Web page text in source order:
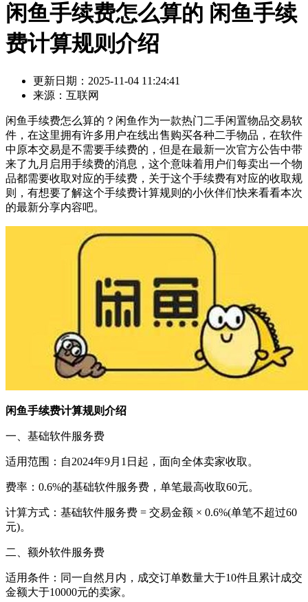
闲鱼手续费怎么算的 闲鱼手续
费计算规则介绍
更新日期： 2025-11-04 11:24:41
来源： 互联网
闲鱼手续费怎么算的？闲鱼作为一款热门二手闲置物品交易软
件，在这里拥有许多用户在线出售购买各种二手物品，在软件
中原本交易是不需要手续费的，但是在最新一次官方公告中带
来了九月启用手续费的消息，这个意味着用户们每卖出一个物
品都需要收取对应的手续费，关于这个手续费有对应的收取规
则，有想要了解这个手续费计算规则的小伙伴们快来看看本次
的最新分享内容吧。
闲鱼手续费计算规则介绍
一、基础软件服务费
适用范围：自2024年9月1日起，面向全体卖家收取。
费率：0.6%的基础软件服务费，单笔最高收取60元。
计算方式：基础软件服务费 = 交易金额 × 0.6%(单笔不超过60
元)。
二、额外软件服务费
适用条件：同一自然月内，成交订单数量大于10件且累计成交
金额大于10000元的卖家。